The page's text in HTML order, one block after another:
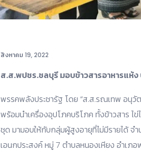
สิงหาคม 19, 2022
ส.ส.พปชร.ชลบุรี มอบข้าวสารอาหารแห้ง
พรรคพลังประชารัฐ โดย “ส.ส.รณเทพ อนุ
พร้อมนำเครื่องอุปโภคบริโภค ทั้งข้าวสาร ไ
ชุด มามอบให้กับกลุ่มผู้สูงอายุที่ไม่มีรายได้
เอนกประสงค์ หมู่ 7 ตำบลหนองเหียง อำเภ